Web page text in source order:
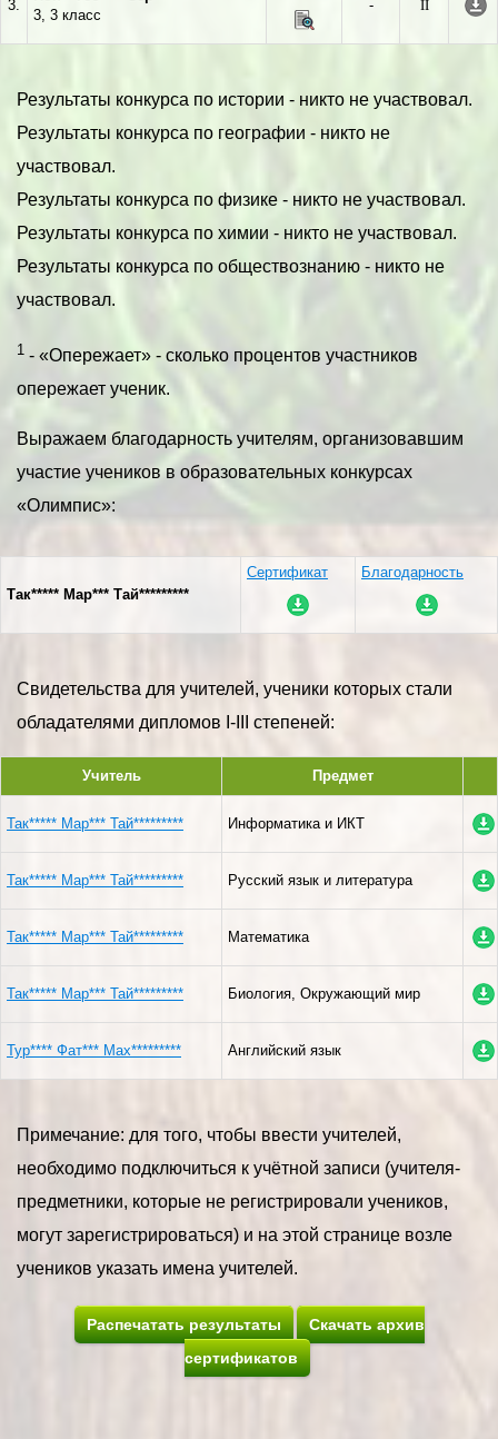
3.
3, 3 класс
-
II
Результаты конкурса по истории - никто не участвовал.
Результаты конкурса по географии - никто не
участвовал.
Результаты конкурса по физике - никто не участвовал.
Результаты конкурса по химии - никто не участвовал.
Результаты конкурса по обществознанию - никто не
участвовал.
1 - «Опережает» - сколько процентов участников
опережает ученик.
Выражаем благодарность учителям, организовавшим
участие учеников в образовательных конкурсах
«Олимпис»:
Так***** Мар*** Тай*********
Сертификат Благодарность
Свидетельства для учителей, ученики которых стали
обладателями дипломов I-III степеней:
Учитель Предмет
Так***** Мар*** Тай********* Информатика и ИКТ
Так***** Мар*** Тай********* Русский язык и литература
Так***** Мар*** Тай********* Математика
Так***** Мар*** Тай********* Биология, Окружающий мир
Тур**** Фат*** Мах********* Английский язык
Примечание: для того, чтобы ввести учителей,
необходимо подключиться к учётной записи (учителя-
предметники, которые не регистрировали учеников,
могут зарегистрироваться) и на этой странице возле
учеников указать имена учителей.
Распечатать результаты
Скачать архив
сертификатов